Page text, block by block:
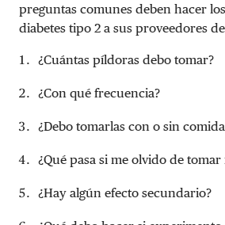
preguntas comunes deben hacer
diabetes tipo 2 a sus proveedores
¿Cuántas píldoras debo tomar?
¿Con qué frecuencia?
¿Debo tomarlas con o sin
¿Qué pasa si me olvido de tomar
¿Hay algún efecto secundario?